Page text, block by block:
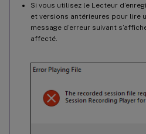
Si vous utilisez le Lecteur
et versions antérieures pour lire
message d’erreur suivant
affecté.